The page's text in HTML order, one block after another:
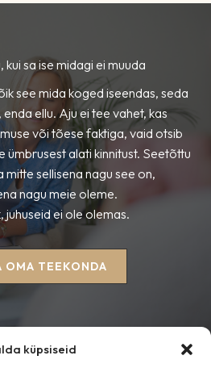
küpsiseid
kui sa ise midagi ei muuda
see mida koged iseendas, seda
ellu. Aju ei tee vahet, kas
või tõese faktiga, vaid otsib
ümbrusest alati kinnitust. Seetõttu
sellisena nagu see on,
nagu meie oleme.
juhuseid ei ole olemas.
OMA TEEKONDA